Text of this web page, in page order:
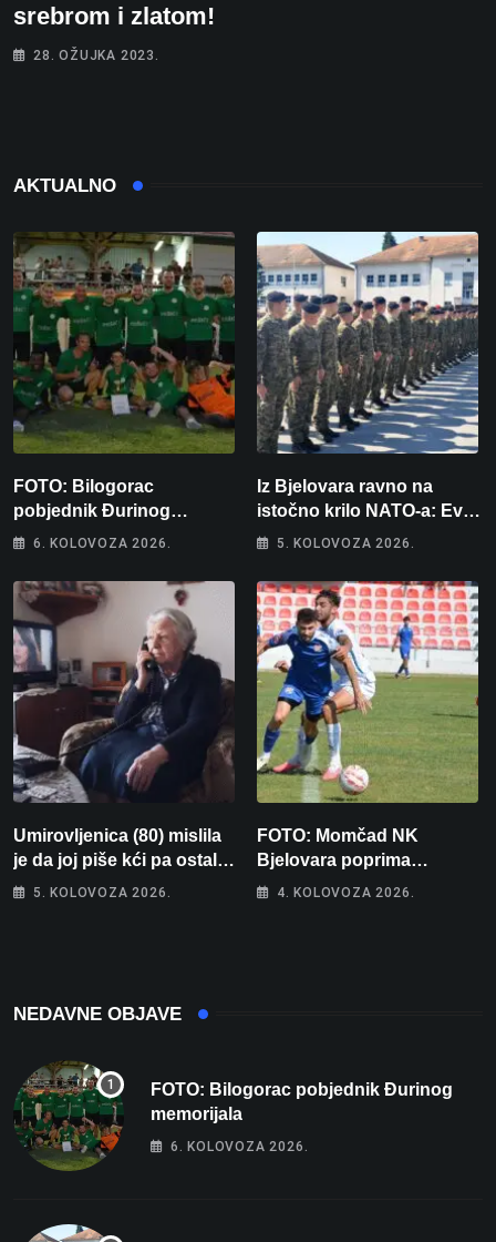
srebrom i zlatom!
28. OŽUJKA 2023.
AKTUALNO
FOTO: Bilogorac
pobjednik Đurinog
memorijala
6. KOLOVOZA 2026.
Iz Bjelovara ravno na
istočno krilo NATO-a: Evo
kamo odlazi 82 hrvatska
5. KOLOVOZA 2026.
Umirovljenica (80) mislila
je da joj piše kći pa ostala
bez 1000 eura
5. KOLOVOZA 2026.
FOTO: Momčad NK
Bjelovara poprima
jesenski izgled
4. KOLOVOZA 2026.
NEDAVNE OBJAVE
FOTO: Bilogorac pobjednik Đurinog
memorijala
6. KOLOVOZA 2026.